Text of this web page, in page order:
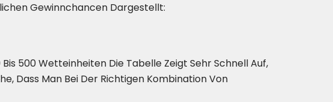
Gewinnchancen Dargestellt:
500 Wetteinheiten Die Tabelle Zeigt Sehr Schnell Auf,
Dass Man Bei Der Richtigen Kombination Von